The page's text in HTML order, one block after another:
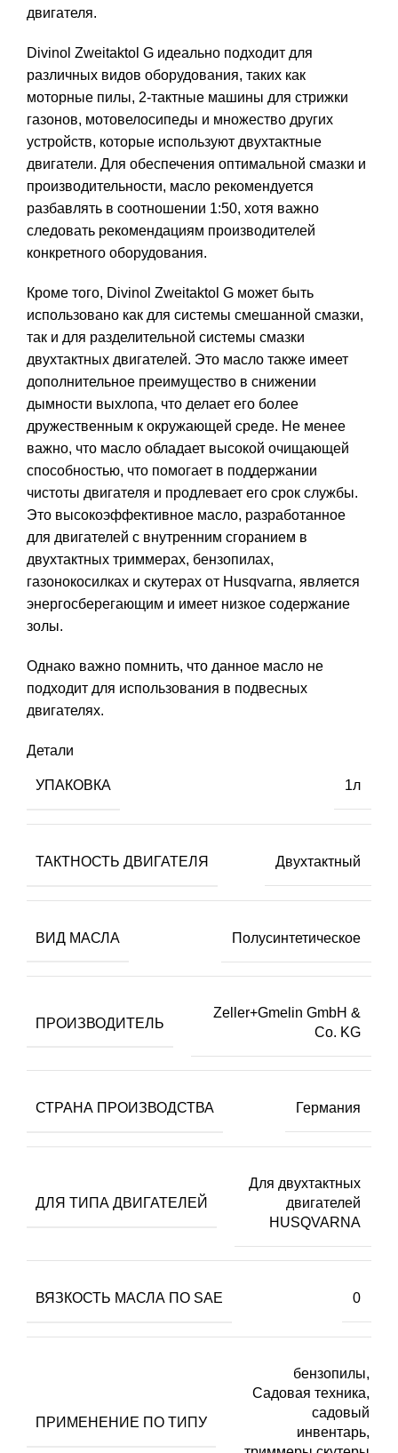
двигателя.
Divinol Zweitaktol G идеально подходит для
различных видов оборудования, таких как
моторные пилы, 2-тактные машины для стрижки
газонов, мотовелосипеды и множество других
устройств, которые используют двухтактные
двигатели. Для обеспечения оптимальной смазки и
производительности, масло рекомендуется
разбавлять в соотношении 1:50, хотя важно
следовать рекомендациям производителей
конкретного оборудования.
Кроме того, Divinol Zweitaktol G может быть
использовано как для системы смешанной смазки,
так и для разделительной системы смазки
двухтактных двигателей. Это масло также имеет
дополнительное преимущество в снижении
дымности выхлопа, что делает его более
дружественным к окружающей среде. Не менее
важно, что масло обладает высокой очищающей
способностью, что помогает в поддержании
чистоты двигателя и продлевает его срок службы.
Это высокоэффективное масло, разработанное
для двигателей с внутренним сгоранием в
двухтактных триммерах, бензопилах,
газонокосилках и скутерах от Husqvarna, является
энергосберегающим и имеет низкое содержание
золы.
Однако важно помнить, что данное масло не
подходит для использования в подвесных
двигателях.
Детали
УПАКОВКА 1л
ТАКТНОСТЬ ДВИГАТЕЛЯ Двухтактный
ВИД МАСЛА Полусинтетическое
ПРОИЗВОДИТЕЛЬ
Zeller+Gmelin GmbH &
Co. KG
СТРАНА ПРОИЗВОДСТВА Германия
ДЛЯ ТИПА ДВИГАТЕЛЕЙ
Для двухтактных
двигателей
HUSQVARNA
ВЯЗКОСТЬ МАСЛА ПО SAE 0
ПРИМЕНЕНИЕ ПО ТИПУ
бензопилы,
Садовая техника,
садовый
инвентарь,